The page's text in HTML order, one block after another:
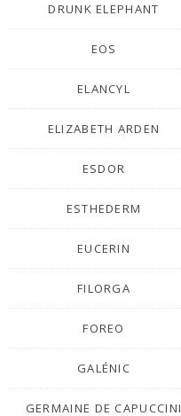
DRUNK ELEPHANT
EOS
ELANCYL
ELIZABETH ARDEN
ESDOR
ESTHEDERM
EUCERIN
FILORGA
FOREO
GALÉNIC
GERMAINE DE CAPUCCINI